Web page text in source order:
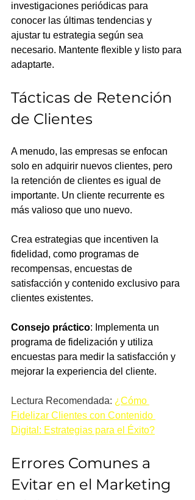
investigaciones periódicas para
conocer las últimas tendencias y
ajustar tu estrategia según sea
necesario. Mantente flexible y listo para
adaptarte.
Tácticas de Retención
de Clientes
A menudo, las empresas se enfocan
solo en adquirir nuevos clientes, pero
la retención de clientes es igual de
importante. Un cliente recurrente es
más valioso que uno nuevo.
Crea estrategias que incentiven la
fidelidad, como programas de
recompensas, encuestas de
satisfacción y contenido exclusivo para
clientes existentes.
Consejo práctico: Implementa un
programa de fidelización y utiliza
encuestas para medir la satisfacción y
mejorar la experiencia del cliente.
Lectura Recomendada: ¿Cómo
Fidelizar Clientes con Contenido
Digital: Estrategias para el Éxito?
Errores Comunes a
Evitar en el Marketing